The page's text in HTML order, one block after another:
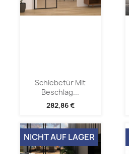
Schiebetür Mit
Beschlag...
282,86 €
NICHT AUF LAGER